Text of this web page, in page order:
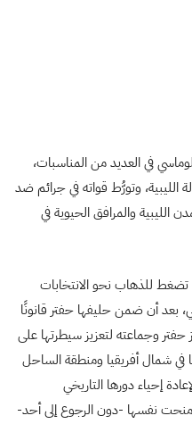
في العديد من المناسبات،
وتورُّط قواته في جرائم ضد
الليبية والمرافق الحيوية في
تضغط للذهاب نحو الانتخابات
بعد أن ضمن حليفها حفتر قانونًا
حفتر وجماعته لتعزيز سيطرتها على
في شمال أفريقيا ومنطقة الساحل
إحياء دورها التاريخي
منحت نفسها -دون الرجوع إلى أحد-